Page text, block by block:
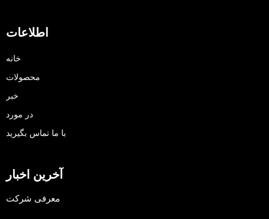
اطلاعات
خانه
محصولات
خبر
در مورد
با ما تماس بگیرید
آخرین اخبار
معرفی شرکت